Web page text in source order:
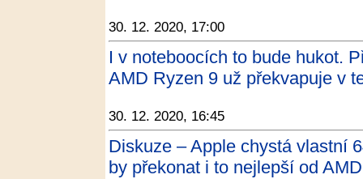
30. 12. 2020, 17:00
I v noteboocích to bude hukot.
AMD Ryzen 9 už překvapuje v
30. 12. 2020, 16:45
Diskuze – Apple chystá vlastní
by překonat i to nejlepší od